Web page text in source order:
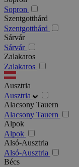
Sopron
Szentgotthárd
Szentgotthárd
Sárvár
Sárvár
Zalakaros
Zalakaros
Ausztria
Ausztria
Alacsony Tauern
Alacsony Tauern
Alpok
Alpok
Alsó-Ausztria
Alsó-Ausztria
Bécs